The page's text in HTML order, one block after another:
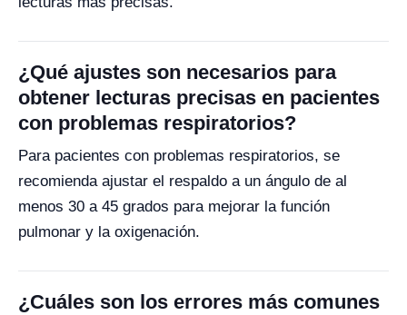
¿Qué ajustes son necesarios para
obtener lecturas precisas en pacientes
con problemas respiratorios?
Para pacientes con problemas respiratorios, se
recomienda ajustar el respaldo a un ángulo de al
menos 30 a 45 grados para mejorar la función
pulmonar y la oxigenación.
¿Cuáles son los errores más comunes